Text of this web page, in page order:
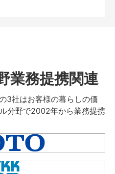
業務提携関連
3社はお客様の暮らしの価
分野で2002年から業務提携